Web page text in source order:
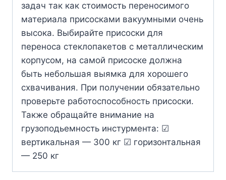
задач так как стоимость переносимого
материала присосками вакуумными очень
высока. Выбирайте присоски для
переноса стеклопакетов с металлическим
корпусом, на самой присоске должна
быть небольшая выямка для хорошего
схвачивания. При получении обязательно
проверьте работоспособность присоски.
Также обращайте внимание на
грузоподьемность инстурмента: ☑
вертикальная — 300 кг ☑ горизонтальная
— 250 кг